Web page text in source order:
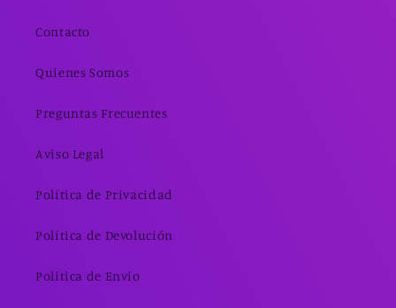
Contacto
Quienes Somos
Preguntas Frecuentes
Aviso Legal
Política de Privacidad
Política de Devolución
Política de Envío